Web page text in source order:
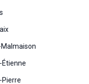
Malmaison